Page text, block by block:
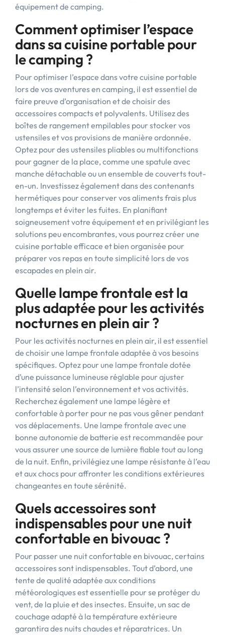
équipement de camping.
Comment optimiser l’espace
dans sa cuisine portable pour
le camping ?
Pour optimiser l’espace dans votre cuisine portable
lors de vos aventures en camping, il est essentiel de
faire preuve d’organisation et de choisir des
accessoires compacts et polyvalents. Utilisez des
boîtes de rangement empilables pour stocker vos
ustensiles et vos provisions de manière ordonnée.
Optez pour des ustensiles pliables ou multifonctions
pour gagner de la place, comme une spatule avec
manche détachable ou un ensemble de couverts tout-
en-un. Investissez également dans des contenants
hermétiques pour conserver vos aliments frais plus
longtemps et éviter les fuites. En planifiant
soigneusement votre équipement et en privilégiant les
solutions peu encombrantes, vous pourrez créer une
cuisine portable efficace et bien organisée pour
préparer vos repas en toute simplicité lors de vos
escapades en plein air.
Quelle lampe frontale est la
plus adaptée pour les activités
nocturnes en plein air ?
Pour les activités nocturnes en plein air, il est essentiel
de choisir une lampe frontale adaptée à vos besoins
spécifiques. Optez pour une lampe frontale dotée
d’une puissance lumineuse réglable pour ajuster
l’intensité selon l’environnement et vos activités.
Recherchez également une lampe légère et
confortable à porter pour ne pas vous gêner pendant
vos déplacements. Une lampe frontale avec une
bonne autonomie de batterie est recommandée pour
vous assurer une source de lumière fiable tout au long
de la nuit. Enfin, privilégiez une lampe résistante à l’eau
et aux chocs pour affronter les conditions extérieures
changeantes en toute sérénité.
Quels accessoires sont
indispensables pour une nuit
confortable en bivouac ?
Pour passer une nuit confortable en bivouac, certains
accessoires sont indispensables. Tout d’abord, une
tente de qualité adaptée aux conditions
météorologiques est essentielle pour se protéger du
vent, de la pluie et des insectes. Ensuite, un sac de
couchage adapté à la température extérieure
garantira des nuits chaudes et réparatrices. Un